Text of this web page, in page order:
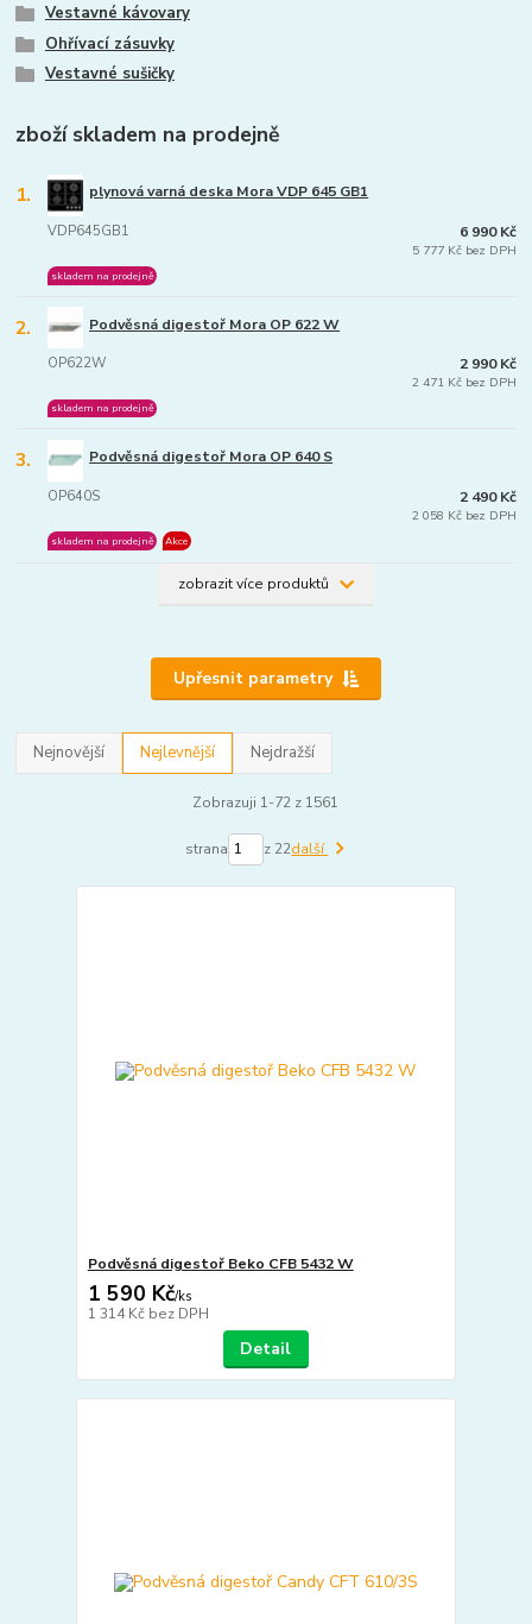
Vestavné kávovary
Ohřívací zásuvky
Vestavné sušičky
zboží skladem na prodejně
1. plynová varná deska Mora VDP 645 GB1
VDP645GB1
skladem na prodejně
6 990 Kč
5 777 Kč bez DPH
2. Podvěsná digestoř Mora OP 622 W
OP622W
skladem na prodejně
2 990 Kč
2 471 Kč bez DPH
3. Podvěsná digestoř Mora OP 640 S
OP640S
skladem na prodejně Akce
2 490 Kč
2 058 Kč bez DPH
zobrazit více produktů
Upřesnit parametry
Nejnovější Nejlevnější Nejdražší
Zobrazuji 1-72 z 1561
strana z 22další
Podvěsná digestoř Beko CFB 5432 W
1 590 Kč/ks
1 314 Kč bez DPH
Detail